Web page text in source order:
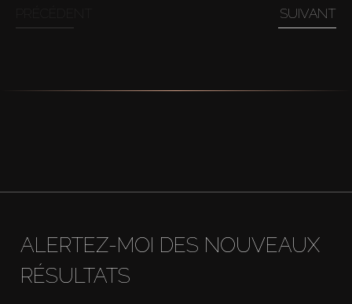
SUIVANT
ALERTEZ-MOI DES NOUVEAUX
RÉSULTATS